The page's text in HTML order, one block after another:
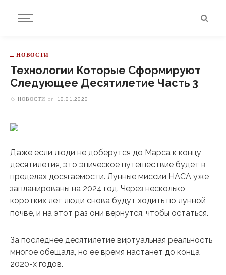
НОВОСТИ
Технологии Которые Сформируют
Следующее Десятилетие Часть 3
НОВОСТИ on 10.01.2020
Даже если люди не доберутся до Марса к концу
десятилетия, это эпическое путешествие будет в
пределах досягаемости. Лунные миссии НАСА уже
запланированы на 2024 год. Через несколько
коротких лет люди снова будут ходить по лунной
почве, и на этот раз они вернутся, чтобы остаться.
За последнее десятилетие виртуальная реальность
многое обещала, но ее время настанет до конца
2020-х годов.